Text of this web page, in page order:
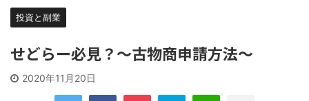
投資と副業
せどらー必見？〜古物商申請方法〜
2020年11月20日